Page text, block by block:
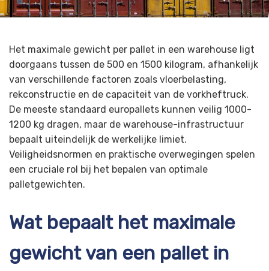
Het maximale gewicht per pallet in een warehouse ligt
doorgaans tussen de 500 en 1500 kilogram, afhankelijk
van verschillende factoren zoals vloerbelasting,
rekconstructie en de capaciteit van de vorkheftruck.
De meeste standaard europallets kunnen veilig 1000-
1200 kg dragen, maar de warehouse-infrastructuur
bepaalt uiteindelijk de werkelijke limiet.
Veiligheidsnormen en praktische overwegingen spelen
een cruciale rol bij het bepalen van optimale
palletgewichten.
Wat bepaalt het maximale
gewicht van een pallet in